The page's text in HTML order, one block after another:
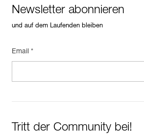
Newsletter abonnieren
und auf dem Laufenden bleiben
Email *
Tritt der Community bei!